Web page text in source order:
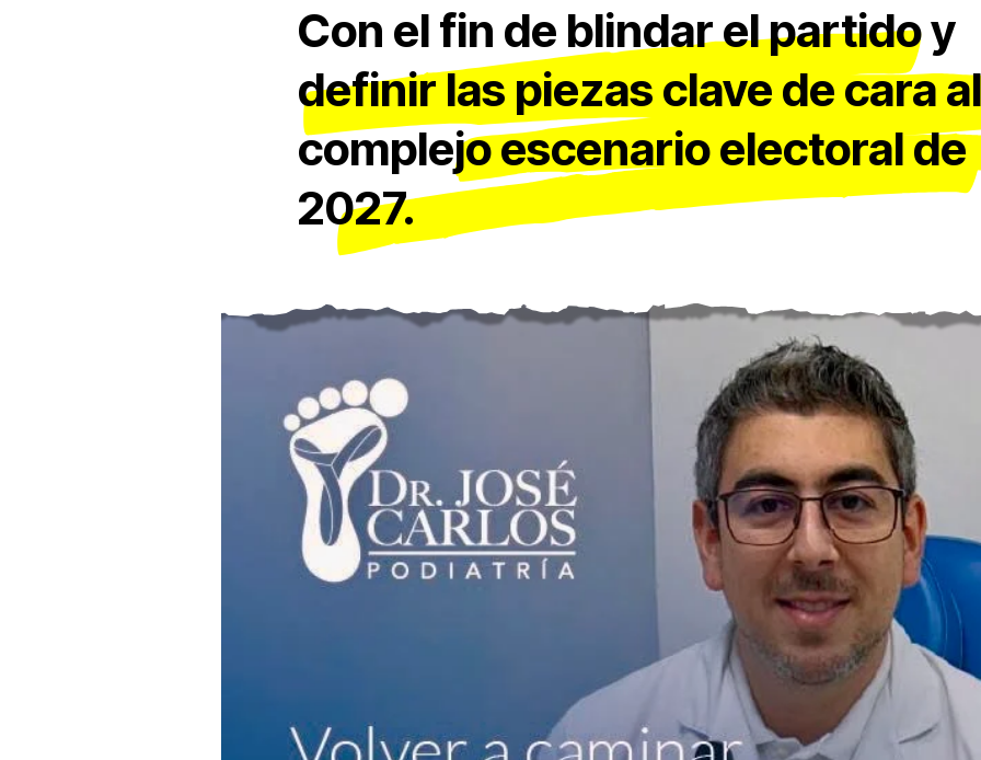
Con el fin de blindar el partido y
definir las piezas clave de cara al
complejo escenario electoral de
2027.